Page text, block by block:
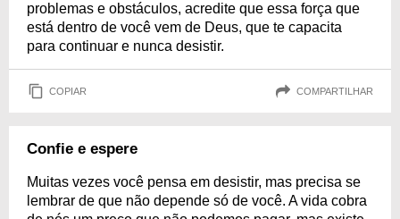
problemas e obstáculos, acredite que essa força que
está dentro de você vem de Deus, que te capacita
para continuar e nunca desistir.
COPIAR COMPARTILHAR
Confie e espere
Muitas vezes você pensa em desistir, mas precisa se
lembrar de que não depende só de você. A vida cobra